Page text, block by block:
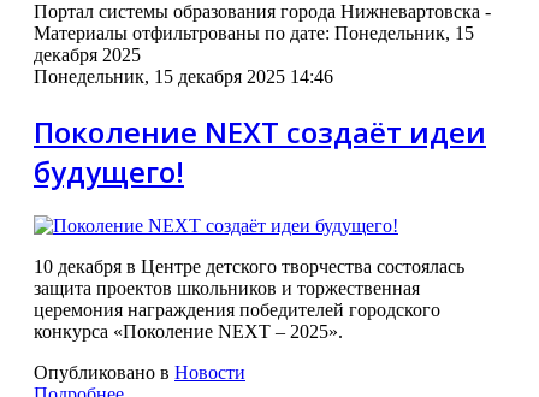
Портал системы образования города Нижневартовска -
Материалы отфильтрованы по дате: Понедельник, 15
декабря 2025
Понедельник, 15 декабря 2025 14:46
Поколение NEXT создаёт идеи
будущего!
10 декабря в Центре детского творчества состоялась
защита проектов школьников и торжественная
церемония награждения победителей городского
конкурса «Поколение NEXT – 2025».
Опубликовано в Новости